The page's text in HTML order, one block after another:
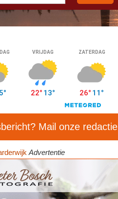
Mail onze redactie
Advertentie